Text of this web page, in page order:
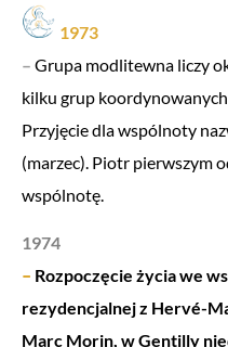
1973
– Grupa modlitewna liczy
kilku grup
Przyjęcie dla wspólnoty
(marzec). Piotr pierwszym
wspólnotę.
1974
– Rozpoczęcie życia we
rezydencjalnej z Hervé-
Marc Morin, w Gentilly